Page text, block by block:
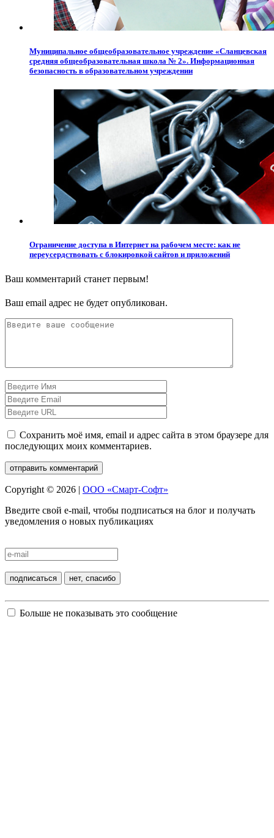
Муниципальное общеобразовательное учреждение «Сланцевская
средняя общеобразовательная школа № 2». Информационная
безопасность в образовательном учреждении
Ограничение доступа в Интернет на рабочем месте: как не
переусердствовать с блокировкой сайтов и приложений
Ваш комментарий станет первым!
Ваш email адрес не будет опубликован.
Сохранить моё имя, email и адрес сайта в этом браузере для
последующих моих комментариев.
Copyright © 2026 | ООО «Смарт-Софт»
Введите свой e-mail, чтобы подписаться на блог и получать
уведомления о новых публикациях
Больше не показывать это сообщение